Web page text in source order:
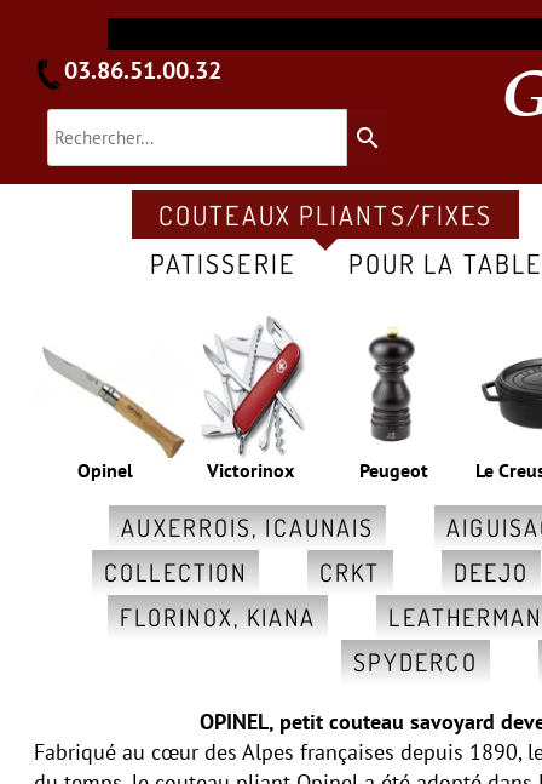
search
AUXERROIS, ICAUNAIS
COLLECTION
CRKT
DEEJO
FLORINOX, KIANA
LEATHERMAN
SPYDERCO
Peugeot Le
Victorinox
Opinel
COUTEAUX PLIANTS/FIXES
PATISSERIE
POUR LA TABLE
03.86.51.00.32
OPINEL, petit couteau savoyard
Fabriqué au cœur des Alpes françaises depuis 1890,